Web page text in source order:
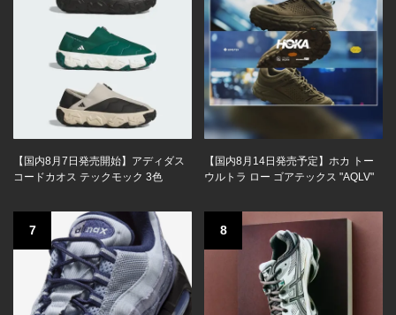
【国内8月7日発売開始】アディダス
コードカオス テックモック 3色
【国内8月14日発売予定】ホカ トー
ウルトラ ロー ゴアテックス "AQLV"
7 8